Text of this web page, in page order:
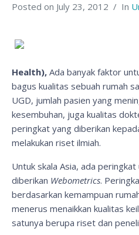
Posted on July 23, 2012 In
Health), Ada banyak faktor
bagus kualitas sebuah rumah
UGD, jumlah pasien yang
kesembuhan, juga kualitas
peringkat yang diberikan
melakukan riset ilmiah.
Untuk skala Asia, ada
diberikan Webometrics.
berdasarkan kemampuan
menerus menaikkan kualitas
satunya berupa riset dan